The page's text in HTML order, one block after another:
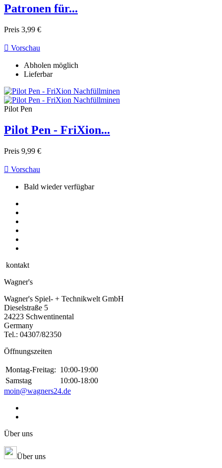
Reduzierte Artikel
Patronen für...
Preis 3,99 €
 Vorschau
Abholen möglich
Lieferbar
Pilot Pen
Pilot Pen - FriXion...
Preis 9,99 €
 Vorschau
Bald wieder verfügbar
kontakt
Wagner's
Wagner's Spiel- + Technikwelt GmbH
Dieselstraße 5
24223 Schwentinental
Germany
Tel.: 04307/82350
Öffnungszeiten
Montag-Freitag: 10:00-19:00
Samstag
10:00-18:00
moin@wagners24.de
Über uns
Über uns